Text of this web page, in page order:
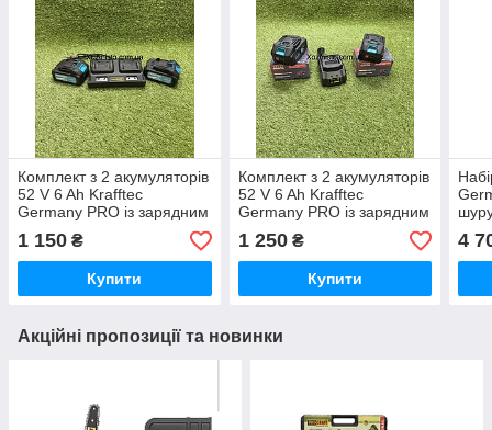
Комплект з 2 акумуляторів
52 V 6 Ah Krafftec
Germany PRO із зарядним
пристроєм ( база від 2 акб
) Li-ion Батареї для
електро
1 150 ₴
Купити
Комплект з 2 акумуляторів
52 V 6 Ah Krafftec
Germany PRO із зарядним
пристроєм Li-ion Батареї
для електроінструменту
1 250₴
Купити
4
Акційні пропозиції та новинки